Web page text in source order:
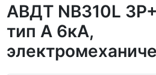
АВДТ NB310L
тип A 6кА,